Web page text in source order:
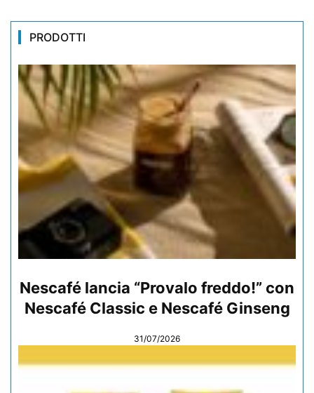
PRODOTTI
Nescafé lancia “Provalo freddo!” con
Nescafé Classic e Nescafé Ginseng
31/07/2026